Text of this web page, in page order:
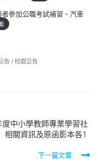
參加公職考試補習、汽車
告/校園公告
中小學教師專業學習社
相關資訊及原函影本各1
下一篇文章